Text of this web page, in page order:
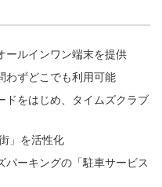
ールインワン端末を提供
わずどこでも利用可能
ドをはじめ、タイムズクラブ
」を活性化
パーキングの「駐車サービス